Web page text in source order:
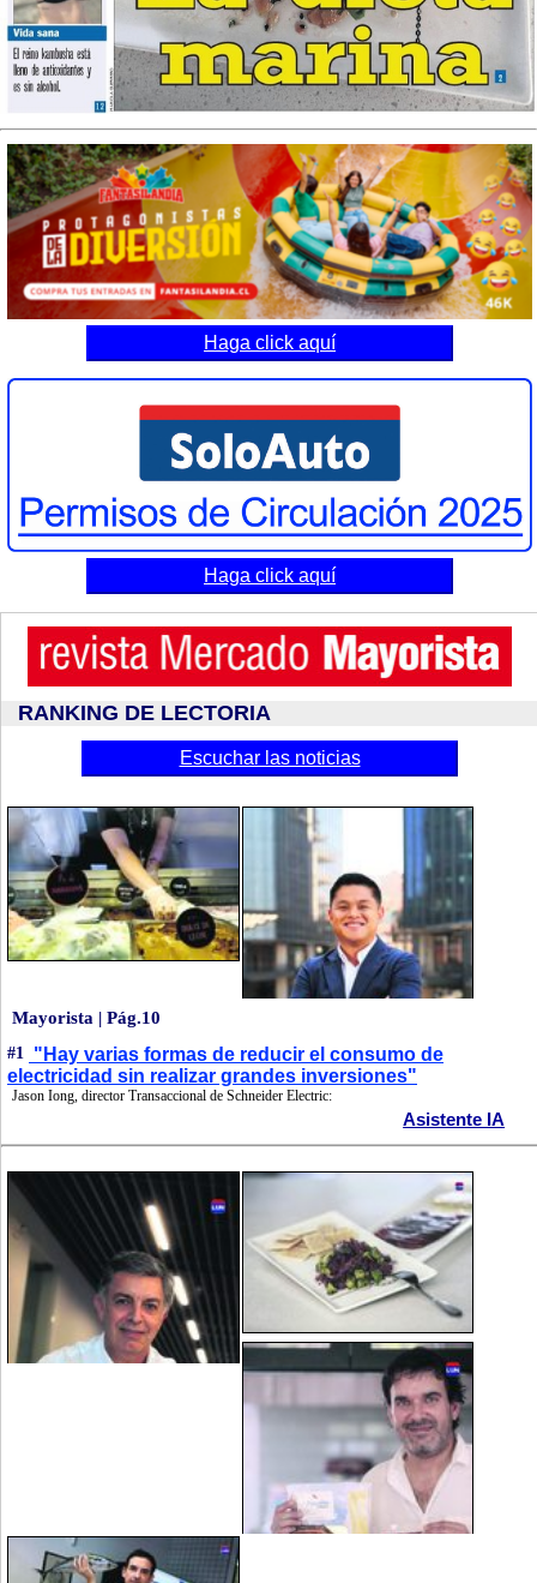
Haga click aquí
Haga click aquí
RANKING DE LECTORIA
Escuchar las noticias
Mayorista | Pág.10
#1
"Hay varias formas de reducir el consumo de
electricidad sin realizar grandes inversiones"
Jason Iong, director Transaccional de Schneider Electric:
Asistente IA